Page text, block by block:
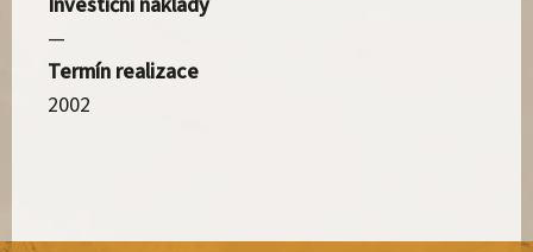
—
Termín realizace
2002